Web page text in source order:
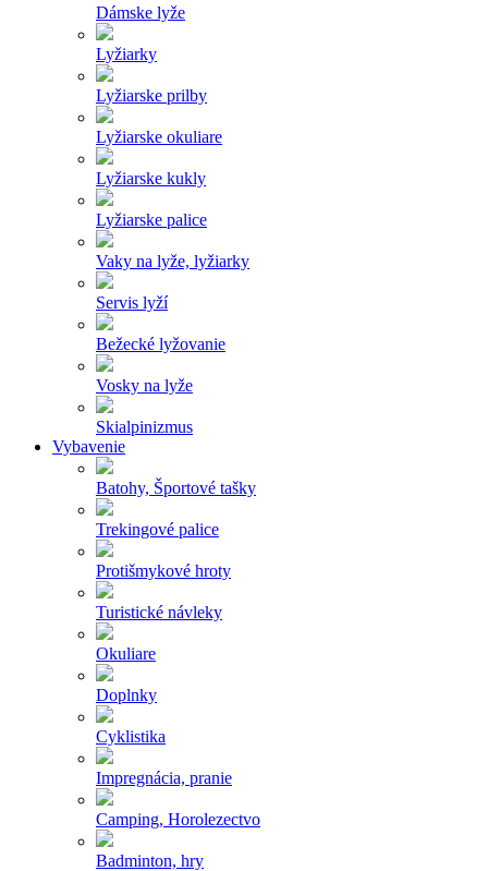
Dámske lyže
Lyžiarky
Lyžiarske prilby
Lyžiarske okuliare
Lyžiarske kukly
Lyžiarske palice
Vaky na lyže, lyžiarky
Servis lyží
Bežecké lyžovanie
Vosky na lyže
Skialpinizmus
Vybavenie
Batohy, Športové tašky
Trekingové palice
Protišmykové hroty
Turistické návleky
Okuliare
Doplnky
Cyklistika
Impregnácia, pranie
Camping, Horolezectvo
Badminton, hry